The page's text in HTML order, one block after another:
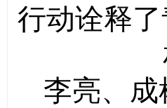
行动诠释
李亮、